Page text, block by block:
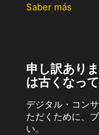
Saber más
申し訳あり
は古くなっ
デジタル・コン
ただくために、
い。